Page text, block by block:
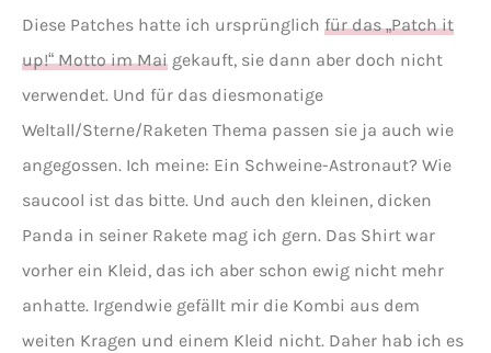
Diese Patches hatte ich ursprünglich für das „Patch it
up!“ Motto im Mai gekauft, sie dann aber doch nicht
verwendet. Und für das diesmonatige
Weltall/Sterne/Raketen Thema passen sie ja auch wie
angegossen. Ich meine: Ein Schweine-Astronaut? Wie
saucool ist das bitte. Und auch den kleinen, dicken
Panda in seiner Rakete mag ich gern. Das Shirt war
vorher ein Kleid, das ich aber schon ewig nicht mehr
anhatte. Irgendwie gefällt mir die Kombi aus dem
weiten Kragen und einem Kleid nicht. Daher hab ich es